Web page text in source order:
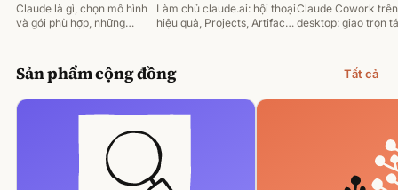
Claude là gì, chọn mô hình
và gói phù hợp, những
Làm chủ claude.ai: hội thoại
hiệu quả, Projects, Artifacts
Claude Cowork trên
desktop: giao trọn
Sản phẩm cộng đồng Tất cả